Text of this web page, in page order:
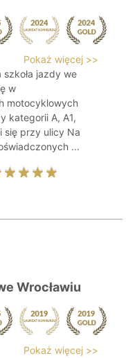
Pokaż więcej >>
szkoła jazdy we
w
motocyklowych
kategorii A, A1,
się przy ulicy Na
...
Wrocławiu
Pokaż więcej >>